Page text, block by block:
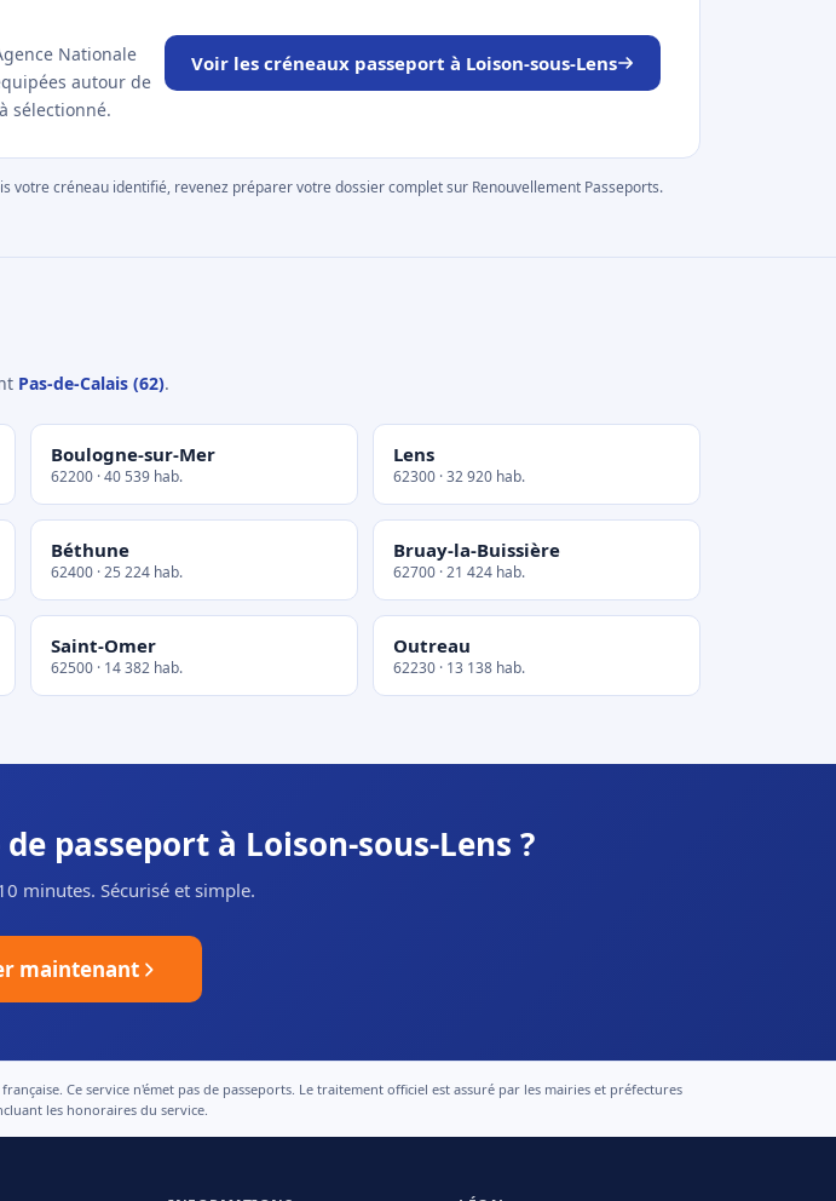
Nationale
autour de
sélectionné.
Voir les créneaux passeport à Loison-sous-Lens
votre créneau identifié, revenez préparer votre dossier complet sur Renouvellement Passeports.
Pas-de-Calais (62).
Boulogne-sur-Mer
62200 · 40 539 hab.
Lens
62300 · 32 920 hab.
Béthune
62400 · 25 224 hab.
Bruay-la-Buissière
62700 · 21 424 hab.
Saint-Omer
62500 · 14 382 hab.
Outreau
62230 · 13 138 hab.
passeport à Loison-sous-Lens ?
minutes. Sécurisé et simple.
maintenant
Ce service n'émet pas de passeports. Le traitement officiel est assuré par les mairies et préfectures
les honoraires du service.